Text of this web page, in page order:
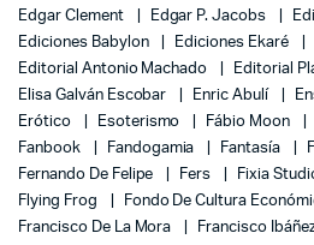
Edgar Clement
Edgar P. Jacobs
Ediciones Babylon
Ediciones Ekaré
Editorial Antonio Machado
Editorial
Elisa Galván Escobar
Enric Abulí
Erótico
Esoterismo Fábio Moon
Fanbook
Fandogamia Fantasía
Fernando De Felipe
Fers Fixia
Flying Frog
Fondo De Cultura
Francisco De La Mora
Francisco